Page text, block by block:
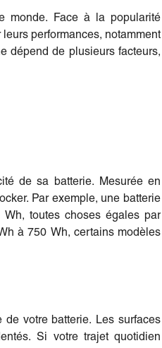
monde. Face à la popularité
performances, notamment
dépend de plusieurs facteurs,
de sa batterie. Mesurée en
Par exemple, une batterie
toutes choses égales par
à 750 Wh, certains modèles
votre batterie. Les surfaces
Si votre trajet quotidien